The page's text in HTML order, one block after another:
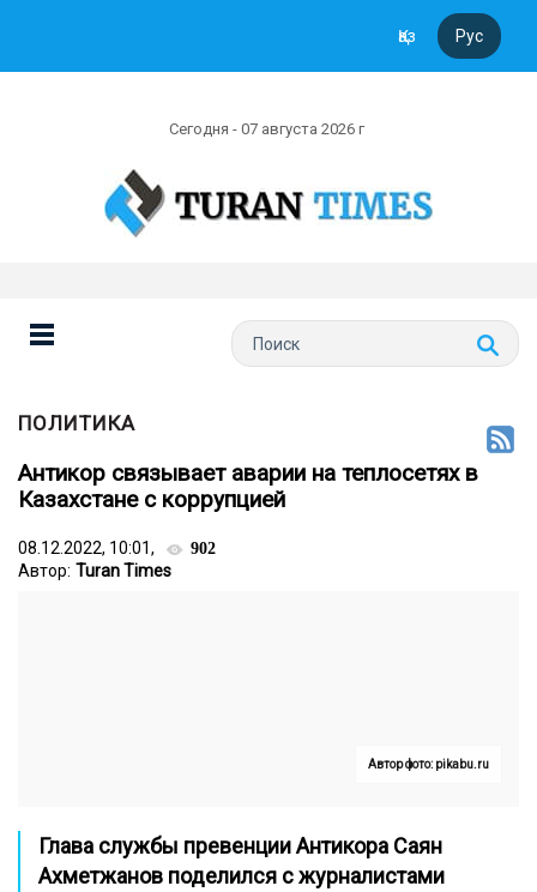
Қаз Рус
Сегодня - 07 августа 2026 г
ПОЛИТИКА
Антикор связывает аварии на теплосетях в
Казахстане с коррупцией
08.12.2022, 10:01, 902
Автор: Turan Times
Автор фото: pikabu.ru
Глава службы превенции Антикора Саян
Ахметжанов поделился с журналистами